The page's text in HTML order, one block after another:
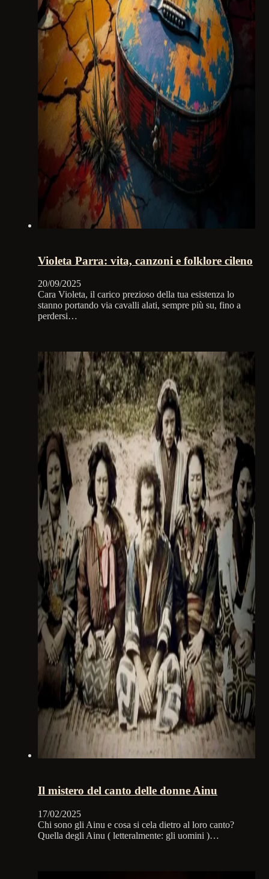
Violeta Parra: vita, canzoni e folklore cileno
20/09/2025
Cara Violeta, il carico prezioso della tua esistenza lo
stanno portando via cavalli alati, sempre più su, fino a
perdersi…
Il mistero del canto delle donne Ainu
17/02/2025
Chi sono gli Ainu e cosa si cela dietro al loro canto?
Quella degli Ainu ( letteralmente: gli uomini )…